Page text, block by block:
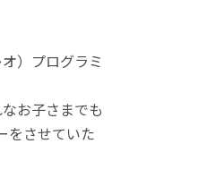
）プログラミ
お子さまでも
をさせていた